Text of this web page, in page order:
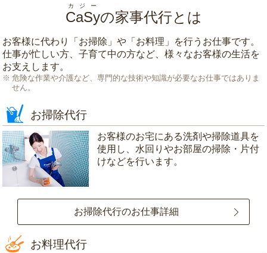
CaSy
カジー
の家事代行とは
お客様に代わり「 お掃除 」や「 お料理 」を行うお仕事です。
仕事が忙しい方、子育て中の方など、様々なお客様の生活を
お支えします。
危険な作業や介護など、専門的な技術や知識が必要なお仕事ではありま
せん。
お掃除代行
お客様のお宅にある洗剤や掃除道具を
使用し、水回りやお部屋の掃除・片付
けなどを行います。
お掃除代行のお仕事詳細
お料理代行